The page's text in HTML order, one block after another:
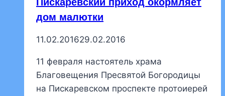
дом малютки
11.02.201629.02.2016
11 февраля настоятель храма
Благовещения Пресвятой Богородицы
на Пискаревском проспекте протоиерей